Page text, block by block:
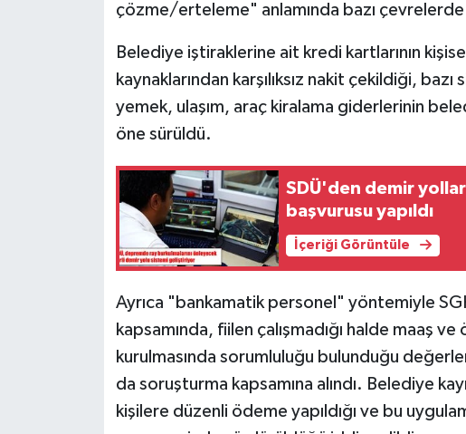
çözme/erteleme" anlamında bazı çevrelerde
Belediye iştiraklerine ait kredi kartlarının
kaynaklarından karşılıksız nakit çekildiği,
yemek, ulaşım, araç kiralama giderlerinin
öne sürüldü.
SDÜ'den demir
başvurusu yapıldı
İçeriği Görüntüle
Ayrıca "bankamatik personel" yöntemiyle
kapsamında, fiilen çalışmadığı halde maaş
kurulmasında sorumluluğu bulunduğu
da soruşturma kapsamına alındı. Belediye
kişilere düzenli ödeme yapıldığı ve bu